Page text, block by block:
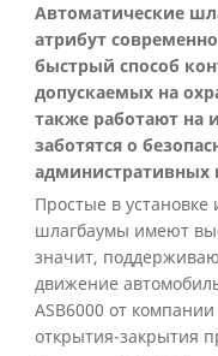
Автоматические
атрибут
быстрый способ
допускаемых на
также работают
заботятся о
административных
Простые в
шлагбаумы имеют
значит,
движение
ASB6000 от
открытия-закрытия